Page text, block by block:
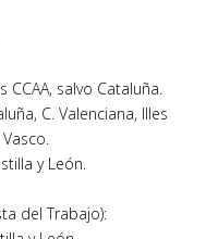
CCAA, salvo Cataluña.
C. Valenciana, Illes
y León.
del Trabajo):